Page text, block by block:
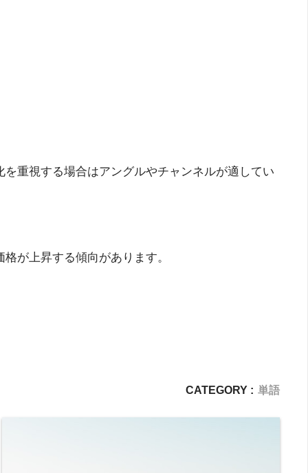
重視する場合はアングルやチャンネルが適してい
が上昇する傾向があります。
CATEGORY : 単語